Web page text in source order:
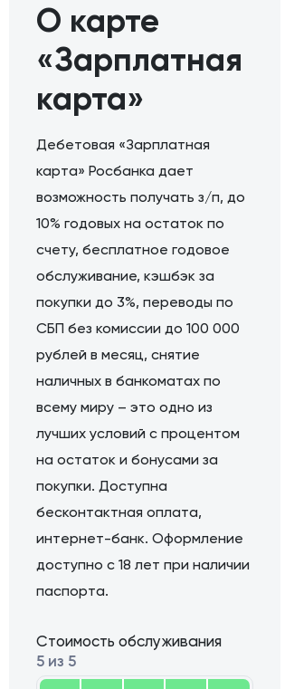
О карте
«Зарплатная
карта»
Дебетовая «Зарплатная
карта» Росбанка дает
возможность получать з/п, до
10% годовых на остаток по
счету, бесплатное годовое
обслуживание, кэшбэк за
покупки до 3%, переводы по
СБП без комиссии до 100 000
рублей в месяц, снятие
наличных в банкоматах по
всему миру – это одно из
лучших условий с процентом
на остаток и бонусами за
покупки. Доступна
бесконтактная оплата,
интернет-банк. Оформление
доступно с 18 лет при наличии
паспорта.
Стоимость обслуживания
5 из 5